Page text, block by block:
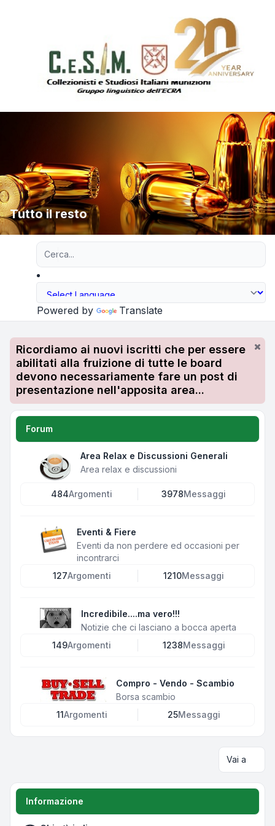
Tutto il resto
Powered by Translate
Ricordiamo ai nuovi iscritti che per essere
abilitati alla fruizione di tutte le board
devono necessariamente fare un post di
presentazione nell'apposita area...
Forum
Area Relax e Discussioni Generali
Area relax e discussioni
484Argomenti 3978Messaggi
Eventi & Fiere
Eventi da non perdere ed occasioni per
incontrarci
127Argomenti 1210Messaggi
Incredibile....ma vero!!!
Notizie che ci lasciano a bocca aperta
149Argomenti 1238Messaggi
Compro - Vendo - Scambio
Borsa scambio
11Argomenti 25Messaggi
Vai a
Informazione